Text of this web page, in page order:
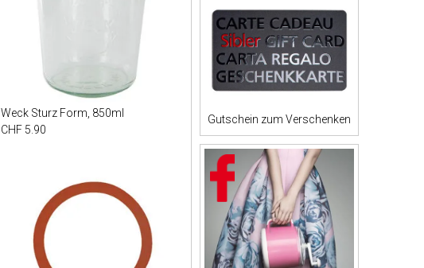
Weck Sturz Form, 850ml
CHF 5.90
Gutschein zum Verschenken